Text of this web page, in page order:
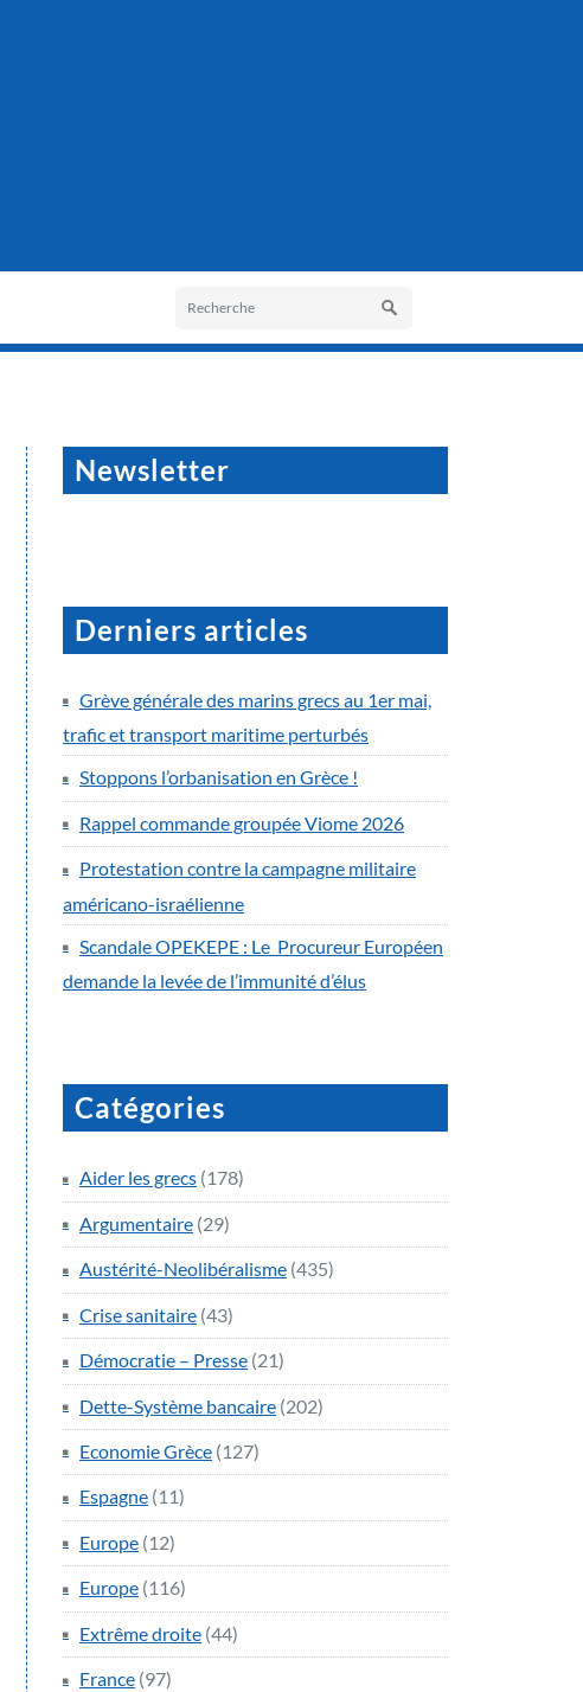
Newsletter
Derniers articles
Grève générale des marins grecs au 1er mai,
trafic et transport maritime perturbés
Stoppons l’orbanisation en Grèce !
Rappel commande groupée Viome 2026
Protestation contre la campagne militaire
américano-israélienne
Scandale OPEKEPE : Le Procureur Européen
demande la levée de l’immunité d’élus
Catégories
Aider les grecs (178)
Argumentaire (29)
Austérité-Neolibéralisme (435)
Crise sanitaire (43)
Démocratie – Presse (21)
Dette-Système bancaire (202)
Economie Grèce (127)
Espagne (11)
Europe (12)
Europe (116)
Extrême droite (44)
France (97)